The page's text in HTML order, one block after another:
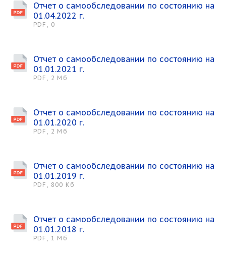
Отчет о самообследовании по состоянию на
01.04.2022 г.
PDF, 0
Отчет о самообследовании по состоянию на
01.01.2021 г.
PDF, 2 Мб
Отчет о самообследовании по состоянию на
01.01.2020 г.
PDF, 2 Мб
Отчет о самообследовании по состоянию на
01.01.2019 г.
PDF, 800 Кб
Отчет о самообследовании по состоянию на
01.01.2018 г.
PDF, 1 Мб